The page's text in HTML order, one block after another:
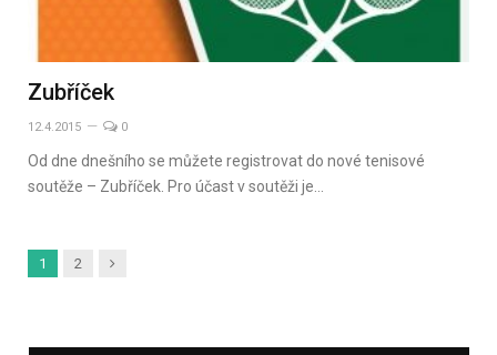
Zubříček
12.4.2015 0
Od dne dnešního se můžete registrovat do nové tenisové
soutěže – Zubříček. Pro účast v soutěži je…
1 2 Další